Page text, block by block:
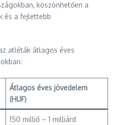
köszönhetően a
és a fejlettebb
atléták átlagos éves
Átlagos éves jövedelem
(HUF)
150 millió – 1 milliárd